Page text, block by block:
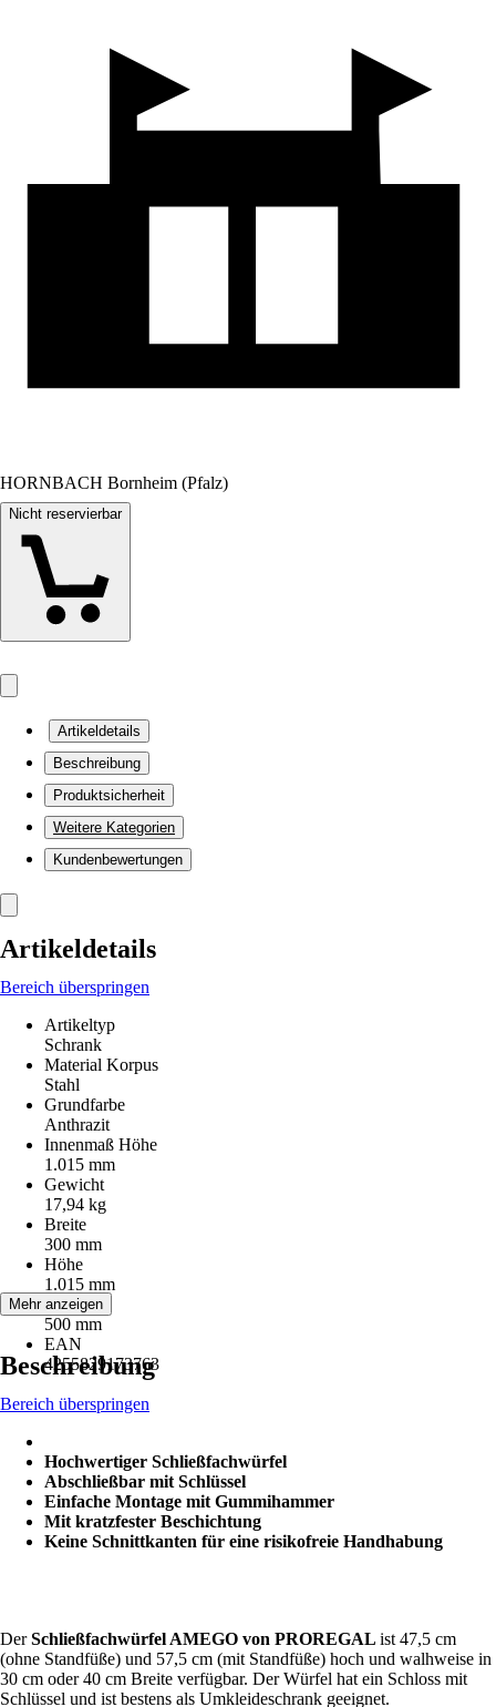
HORNBACH Bornheim (Pfalz)
Nicht reservierbar
Artikeldetails
Beschreibung
Produktsicherheit
Weitere Kategorien
Kundenbewertungen
Artikeldetails
Bereich überspringen
Artikeltyp
Schrank
Material Korpus
Stahl
Grundfarbe
Anthrazit
Innenmaß Höhe
1.015 mm
Gewicht
17,94 kg
Breite
300 mm
Höhe
1.015 mm
Tiefe
500 mm
EAN
4255829173763
Mehr anzeigen
Beschreibung
Bereich überspringen
Hochwertiger Schließfachwürfel
Abschließbar mit Schlüssel
Einfache Montage mit Gummihammer
Mit kratzfester Beschichtung
Keine Schnittkanten für eine risikofreie Handhabung
DerSchließfachwürfel AMEGO von PROREGAL ist 47,5 cm
(ohne Standfüße) und 57,5 cm (mit Standfüße) hoch und walhweise in
30 cm oder 40 cm Breite verfügbar. Der Würfel hat ein Schloss mit
Schlüssel und ist bestens als Umkleideschrank geeignet.